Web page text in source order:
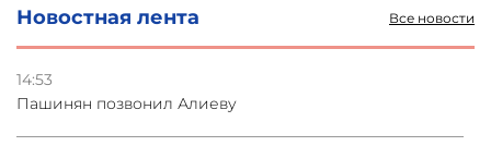
Новостная лента Все новости
14:53
Пашинян позвонил Алиеву
03.08.2026
Стратегия безопасности ОДКБ допускает применение